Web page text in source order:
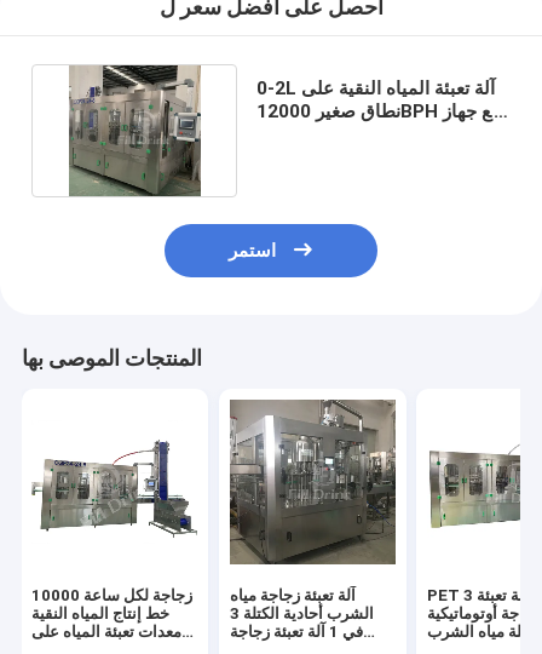
احصل على افضل سعر ل
0-2L آلة تعبئة المياه النقية على
نطاق صغير 12000BPH مع جهاز
استمر
المنتجات الموصى بها
10000 زجاجة لكل ساعة
خط إنتاج المياه النقية
معدات تعبئة المياه على
آلة تعبئة زجاجة مياه
الشرب أحادية الكتلة 3
في 1 آلة تعبئة زجاجة
PET 3 في 1 آلة تعبئة
أوتوماتيكية
مياه الشرب